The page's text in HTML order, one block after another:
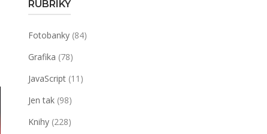
RUBRIKY
Fotobanky(84)
Grafika (78)
JavaScript(11)
Jen tak(98)
Knihy(228)